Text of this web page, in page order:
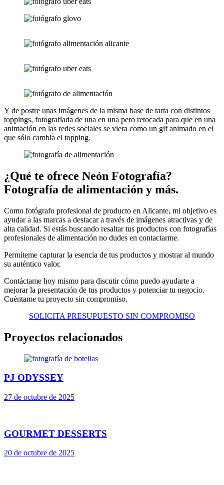
Y de postre unas imágenes de la misma base de tarta con distintos
toppings, fotografiada de una en una pero retocada para que en una
animación en las redes sociales se viera como un gif animado en el
que sólo cambia el topping.
¿Qué te ofrece Neón Fotografía?
Fotografía de alimentación y más.
Como fotógrafo profesional de producto en Alicante, mi objetivo es
ayudar a las marcas a destacar a través de imágenes atractivas y de
alta calidad. Si estás buscando resaltar tus productos con fotografías
profesionales de alimentación no dudes en contactarme.
Permíteme capturar la esencia de tus productos y mostrar al mundo
su auténtico valor.
Contáctame hoy mismo para discutir cómo puedo ayudarte a
mejorar la presentación de tus productos y potenciar tu negocio.
Cuéntame tu proyecto sin compromiso.
SOLICITA PRESUPUESTO SIN COMPROMISO
Proyectos relacionados
PJ ODYSSEY
27 de octubre de 2025
GOURMET DESSERTS
20 de octubre de 2025